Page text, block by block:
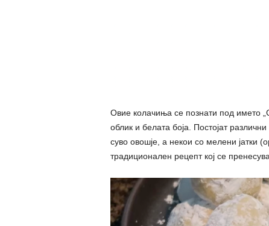
Овие колачиња се познати под името
облик и белата боја. Постојат
суво овошје, а некои со мелени јатки
традиционален рецепт кој се